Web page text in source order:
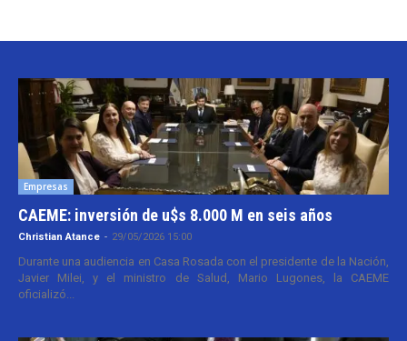
Empresas
CAEME: inversión de u$s 8.000 M en seis años
Christian Atance - 29/05/2026 15:00
Durante una audiencia en Casa Rosada con el presidente de la Nación,
Javier Milei, y el ministro de Salud, Mario Lugones, la CAEME
oficializó...